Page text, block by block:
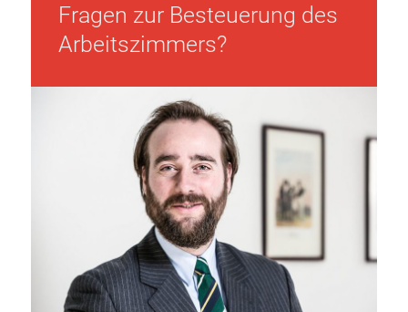
Fragen zur Besteuerung des
Arbeitszimmers?